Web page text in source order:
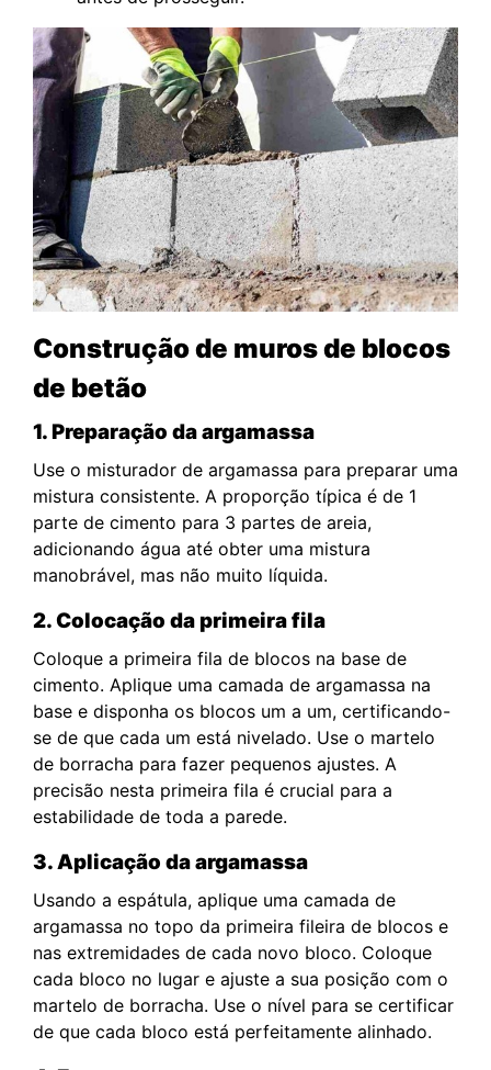
Construção de muros de blocos
de betão
1. Preparação da argamassa
Use o misturador de argamassa para preparar uma
mistura consistente. A proporção típica é de 1
parte de cimento para 3 partes de areia,
adicionando água até obter uma mistura
manobrável, mas não muito líquida.
2. Colocação da primeira fila
Coloque a primeira fila de blocos na base de
cimento. Aplique uma camada de argamassa na
base e disponha os blocos um a um, certificando-
se de que cada um está nivelado. Use o martelo
de borracha para fazer pequenos ajustes. A
precisão nesta primeira fila é crucial para a
estabilidade de toda a parede.
3. Aplicação da argamassa
Usando a espátula, aplique uma camada de
argamassa no topo da primeira fileira de blocos e
nas extremidades de cada novo bloco. Coloque
cada bloco no lugar e ajuste a sua posição com o
martelo de borracha. Use o nível para se certificar
de que cada bloco está perfeitamente alinhado.